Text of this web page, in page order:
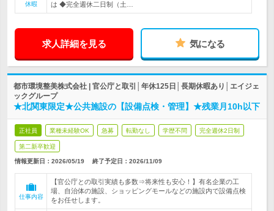
休暇
は ◆完全週休二日制（土…
求人詳細を見る 気になる
都市環境整美株式会社 | 官公庁と取引│年休125日│長期休暇あり│エイジェ
ックグループ
★北関東限定★公共施設の【設備点検・管理】★残業月10h以下
正社員 業種未経験OK 急募 転勤なし 学歴不問 完全週休2日制
第二新卒歓迎
情報更新日：2026/05/19 終了予定日： 2026/11/09
仕事内容
【官公庁との取引実績も多数⇒将来性も安心！】有名企業の工
場、自治体の施設、ショッピングモールなどの施設内で設備点検
をお任せします。